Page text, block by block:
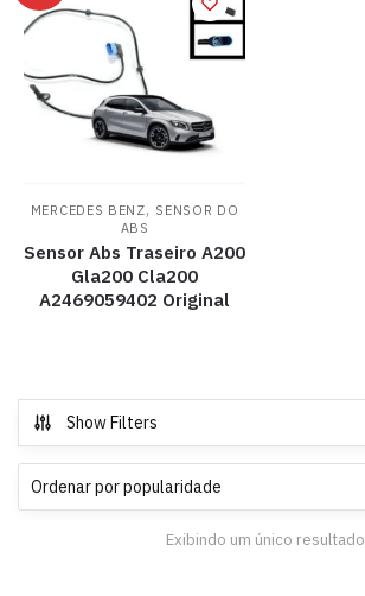
MERCEDES BENZ, SENSOR DO
ABS
Sensor Abs Traseiro A200
Gla200 Cla200
A2469059402 Original
Show Filters
Exibindo um único resultado